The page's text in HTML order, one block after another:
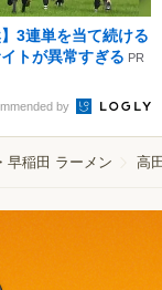
】3連単を当て続ける
トが異常すぎる PR
by
早稲田 ラーメン 高